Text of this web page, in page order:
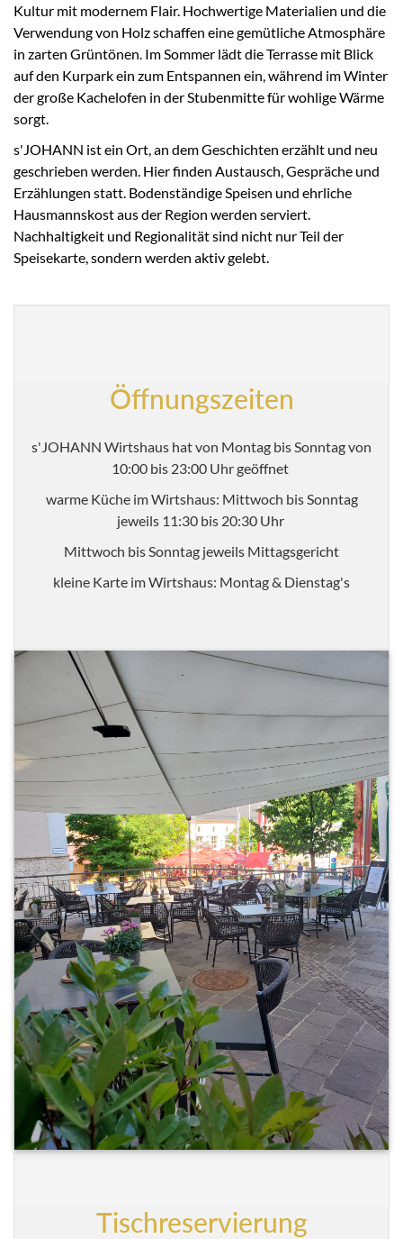
Kultur mit modernem Flair. Hochwertige Materialien und die
Verwendung von Holz schaffen eine gemütliche Atmosphäre
in zarten Grüntönen. Im Sommer lädt die Terrasse mit Blick
auf den Kurpark ein zum Entspannen ein, während im Winter
der große Kachelofen in der Stubenmitte für wohlige Wärme
sorgt.
s'JOHANN ist ein Ort, an dem Geschichten erzählt und neu
geschrieben werden. Hier finden Austausch, Gespräche und
Erzählungen statt. Bodenständige Speisen und ehrliche
Hausmannskost aus der Region werden serviert.
Nachhaltigkeit und Regionalität sind nicht nur Teil der
Speisekarte, sondern werden aktiv gelebt.
Öffnungszeiten
s'JOHANN Wirtshaus hat von Montag bis Sonntag von
10:00 bis 23:00 Uhr geöffnet
warme Küche im Wirtshaus: Mittwoch bis Sonntag
jeweils 11:30 bis 20:30 Uhr
Mittwoch bis Sonntag jeweils Mittagsgericht
kleine Karte im Wirtshaus: Montag & Dienstag's
Tischreservierung